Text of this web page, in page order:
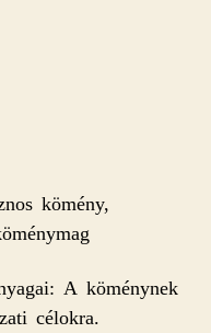
kömény,
A köménynek
célokra.